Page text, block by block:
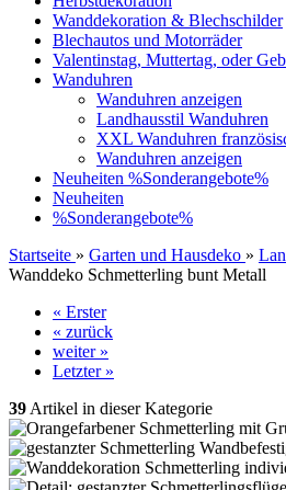
Wanddekoration & Blechschilder
Blechautos und Motorräder
Valentinstag, Muttertag, oder
Wanduhren
Wanduhren anzeigen
Landhausstil Wanduhren
XXL Wanduhren
Wanduhren anzeigen
Neuheiten %Sonderangebote%
Neuheiten
%Sonderangebote%
Startseite » Garten und Hausdeko »
Wanddeko Schmetterling bunt Metall
« Erster
« zurück
weiter »
Letzter »
39 Artikel in dieser Kategorie